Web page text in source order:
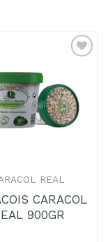
aos
Favoritos
REAL
CARACOL
900GR